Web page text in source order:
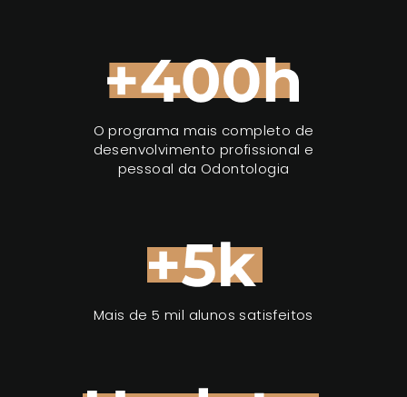
O programa mais completo de
desenvolvimento profissional e
pessoal da Odontologia
Mais de 5 mil alunos satisfeitos